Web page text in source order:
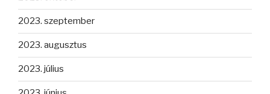
2023. szeptember
2023. augusztus
2023. július